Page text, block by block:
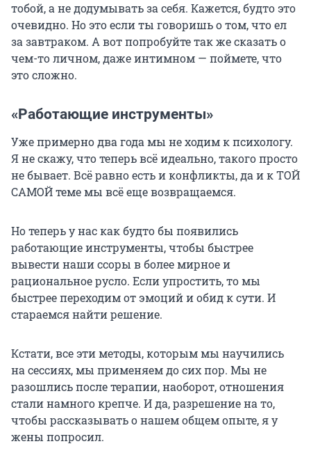
тобой, а не додумывать за себя. Кажется, будто это
очевидно. Но это если ты говоришь о том, что ел
за завтраком. А вот попробуйте так же сказать о
чем-то личном, даже интимном — поймете, что
это сложно.
«Работающие инструменты»
Уже примерно два года мы не ходим к психологу.
Я не скажу, что теперь всё идеально, такого просто
не бывает. Всё равно есть и конфликты, да и к ТОЙ
САМОЙ теме мы всё еще возвращаемся.
Но теперь у нас как будто бы появились
работающие инструменты, чтобы быстрее
вывести наши ссоры в более мирное и
рациональное русло. Если упростить, то мы
быстрее переходим от эмоций и обид к сути. И
стараемся найти решение.
Кстати, все эти методы, которым мы научились
на сессиях, мы применяем до сих пор. Мы не
разошлись после терапии, наоборот, отношения
стали намного крепче. И да, разрешение на то,
чтобы рассказывать о нашем общем опыте, я у
жены попросил.